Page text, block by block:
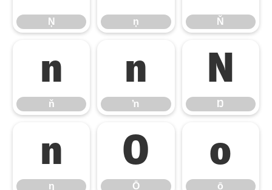
Ņ ņ Ň
ň
ň
ŉ
ŉ
Ŋ
Ŋ
ŋ
ŋ
Ō
Ō
ō
ō